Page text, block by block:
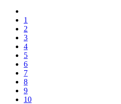
1
2
3
4
5
6
7
8
9
10